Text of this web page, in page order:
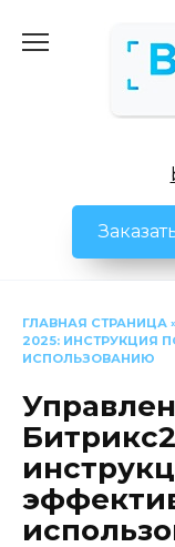
ГЛАВНАЯ СТРАНИЦА
2025: ИНСТРУКЦИЯ
ИСПОЛЬЗОВАНИЮ